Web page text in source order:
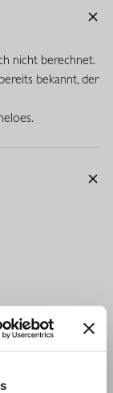
nicht berechnet.
bekannt, der